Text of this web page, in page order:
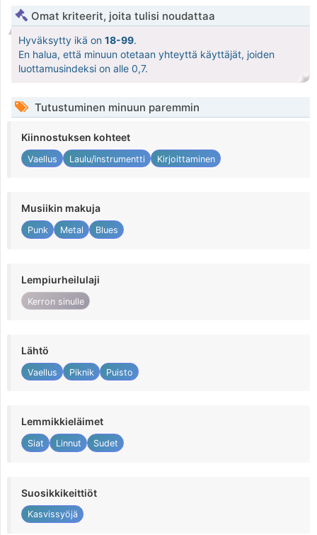
Omat kriteerit, joita tulisi noudattaa
Hyväksytty ikä on 18-99.
En halua, että minuun otetaan yhteyttä käyttäjät, joiden
luottamusindeksi on alle 0,7.
Tutustuminen minuun paremmin
Kiinnostuksen kohteet
Vaellus Laulu/instrumentti Kirjoittaminen
Musiikin makuja
Punk Metal Blues
Lempiurheilulaji
Kerron sinulle
Lähtö
Vaellus Piknik Puisto
Lemmikkieläimet
Siat Linnut Sudet
Suosikkikeittiöt
Kasvissyöjä